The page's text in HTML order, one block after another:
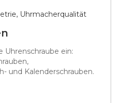
Uhrmacherqualität
Uhrenschraube ein:
und Kalenderschrauben.